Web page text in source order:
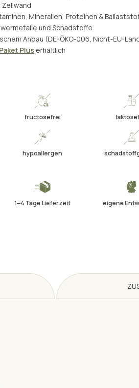
Mineralien, Proteinen &
und Schadstoffe
Anbau (DE-ÖKO-006, Nicht-EU-
Plus erhältlich
fructosefrei
hypoallergen
1‒4 Tage Lieferzeit eigene